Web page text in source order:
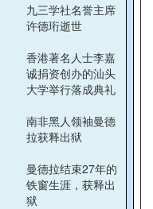
九三学社名誉主席
许德珩逝世
香港著名人士李嘉
诚捐资创办的汕头
大学举行落成典礼
南非黑人领袖曼德
拉获释出狱
曼德拉结束27年的
铁窗生涯，获释出
狱